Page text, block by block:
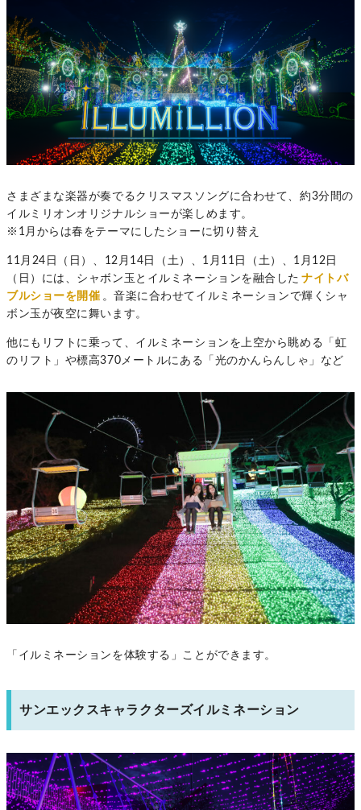
さまざまな楽器が奏でるクリスマスソングに合わせて、約3分間の
イルミリオンオリジナルショーが楽しめます。
※1月からは春をテーマにしたショーに切り替え
11月24日（日）、12月14日（土）、1月11日（土）、1月12日
（日）には、シャボン玉とイルミネーションを融合した ナイトバ
ブルショーを開催 。音楽に合わせてイルミネーションで輝くシャ
ボン玉が夜空に舞います。
他にもリフトに乗って、イルミネーションを上空から眺める「虹
のリフト」や標高370メートルにある「光のかんらんしゃ」など
「イルミネーションを体験する」ことができます。
サンエックスキャラクターズイルミネーション